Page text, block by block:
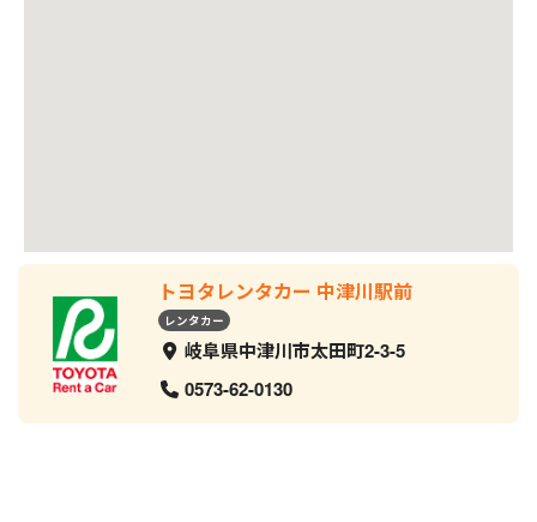
トヨタレンタカー 中津川駅前
レンタカー
岐阜県中津川市太田町2-3-5
0573-62-0130